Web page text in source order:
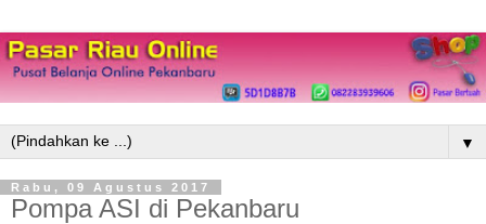
▼
Rabu, 09 Agustus 2017
Pompa ASI di Pekanbaru